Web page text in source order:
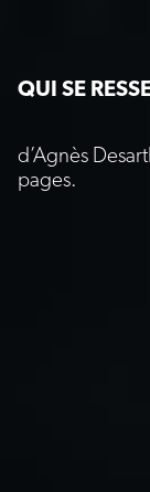
QUI SE
d’Agnès
pages.